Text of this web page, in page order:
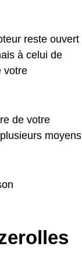
reste ouvert
à celui de
votre
de votre
moyens